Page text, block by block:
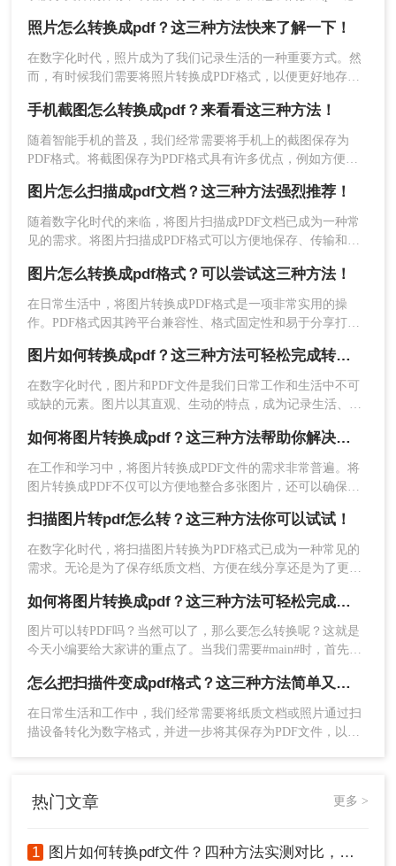
3、点击中间的“选择文件”上传要转换的图片。
4、上传要转换的图片，需要设置自定义选项的可以
5、转换完成，点击立即下载就可以了。
方法三、使用图形编辑软件
许多专业的图形编辑软件（如Adobe Acrobat、
Adobe Photoshop等）都提供了将图片转换为PDF的
1、首先将需要将图片导入PS中，然后点击左上角
照片怎么转换成pdf？这三种方法快来了解一下！
在数字化时代，照片成为了我们记录生活的一种重要方式。然
而，有时候我们需要将照片转换成PDF格式，以便更好地存
详细介绍照片转换成PDF的方法和步骤。
手机截图怎么转换成pdf？来看看这三种方法！
随着智能手机的普及，我们经常需要将手机上的截图保存为
PDF格式。将截图保存为PDF格式具有许多优点，例如方便传
怎么转换成pdf。
图片怎么扫描成pdf文档？这三种方法强烈推荐！
随着数字化时代的来临，将图片扫描成PDF文档已成为一种常
见的需求。将图片扫描成PDF格式可以方便地保存、传输和打
描成pdf文档方法。
图片怎么转换成pdf格式？可以尝试这三种方法！
在日常生活中，将图片转换成PDF格式是一项非常实用的操
作。PDF格式因其跨平台兼容性、格式固定性和易于分享打印
怎么转换成pdf格式呢？本文将介绍三种将图片转换成PDF格式
的方法。
图片如何转换成pdf？这三种方法可轻松完成转换！
在数字化时代，图片和PDF文件是我们日常工作和生活中不可
或缺的元素。图片以其直观、生动的特点，成为记录生活、展
和安全性，成为文档传输和存档的首选格式。有时，我们需要
将图片转换成PDF文件，以便更好地分享、打印或保存。
如何将图片转换成pdf？这三种方法帮助你解决问题！
在工作和学习中，将图片转换成PDF文件的需求非常普遍。将
图片转换成PDF不仅可以方便地整合多张图片，还可以确保文
将介绍三种常见的图片转PDF方法。
扫描图片转pdf怎么转？这三种方法你可以试试！
在数字化时代，将扫描图片转换为PDF格式已成为一种常见的
需求。无论是为了保存纸质文档、方便在线分享还是为了更高
么扫描图片转pdf怎么转呢？本文将介绍三种高效的转换方法，
帮助大家轻松实现扫描图片到PDF的转换。
如何将图片转换成pdf？这三种方法可轻松完成转换！
图片可以转PDF吗？当然可以了，那么要怎么转换呢？这就是
今天小编要给大家讲的重点了。当我们需要#main#时，首先要
千千万，哪款好用呢？转转大师就很不错，图片转PDF效果也
很棒哦。
怎么把扫描件变成pdf格式？这三种方法简单又实用！
在日常生活和工作中，我们经常需要将纸质文档或照片通过扫
描设备转化为数字格式，并进一步将其保存为PDF文件，以便
热门文章 更多 >
1 图片如何转换pdf文件？四种方法实测对比，附各场景最优选！